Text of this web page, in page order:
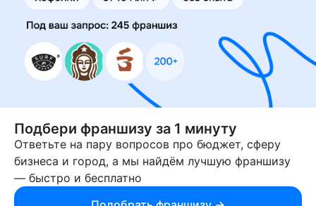
коммерческой концессии (франчайзинга) осуществляется
правообладателями/их представителями. Бизнесменс.ру
не является посредником или представителем
правообладателя и не несет ответственность за условия
предоставления франшизы и действия лиц,
осуществленные на основании информации, имеющейся
на сайте или полученной через него. За достоверность
предоставленной информации несет ответственность
правообладатель.
© 2013-2026 Бизнесменс.ру. ИП Богомолов Ю. А. ИНН
166109472099 ОГРН 1315169000030181.
При использовании материалов гиперссылка на businessmens.ru
обязательна. 12+
Подбери франшизу за 1 минуту
Ответьте на пару вопросов про бюджет, сферу
бизнеса и город, а мы найдём лучшую франшизу
— быстро и бесплатно